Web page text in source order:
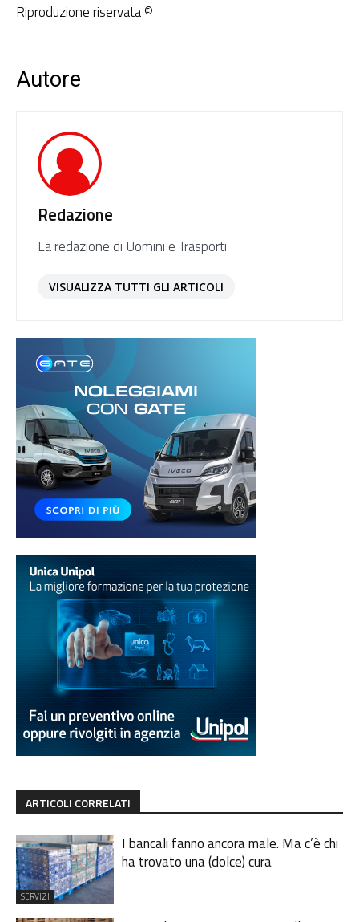
Riproduzione riservata ©
Autore
Redazione
La redazione di Uomini e Trasporti
VISUALIZZA TUTTI GLI ARTICOLI
ARTICOLI CORRELATI
SERVIZI
I bancali fanno ancora male. Ma c’è chi
ha trovato una (dolce) cura